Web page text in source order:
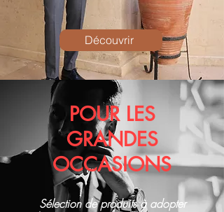
Découvrir
POUR LES
GRANDES
OCCASIONS
Sélection de produits à adopter